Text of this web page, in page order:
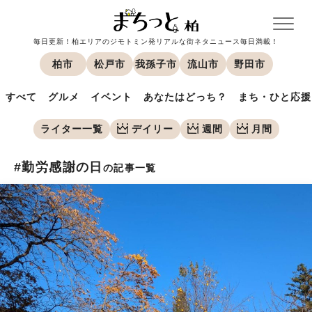
毎日更新！柏エリアのジモトミン発リアルな街ネタニュース毎日満載！
柏市 松戸市 我孫子市 流山市 野田市
すべて グルメ イベント あなたはどっち？ まち・ひと応援
ライター一覧 デイリー 週間 月間
#勤労感謝の日 の記事一覧